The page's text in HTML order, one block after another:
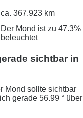
ca. 367.923 km
Der Mond ist zu 47.3%
beleuchtet
sichtbar in
Mond sollte sichtbar
gerade 56.99 ° über